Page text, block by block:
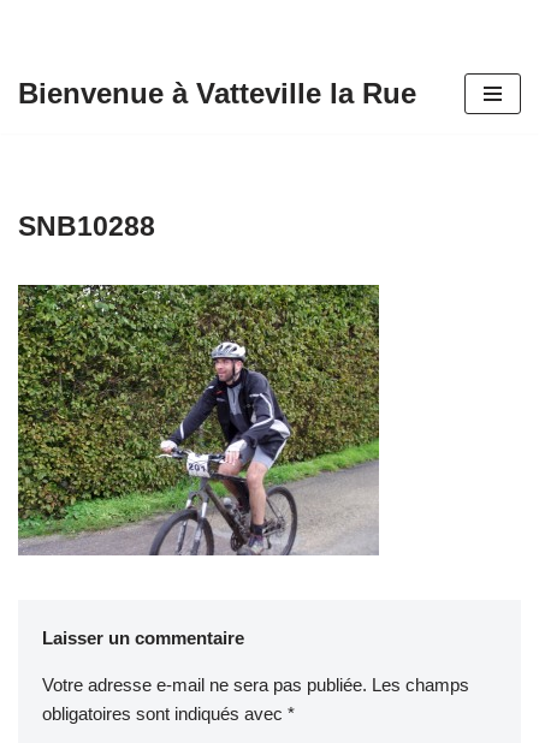
Bienvenue à Vatteville la Rue
SNB10288
Laisser un commentaire
Votre adresse e-mail ne sera pas publiée. Les champs
obligatoires sont indiqués avec *